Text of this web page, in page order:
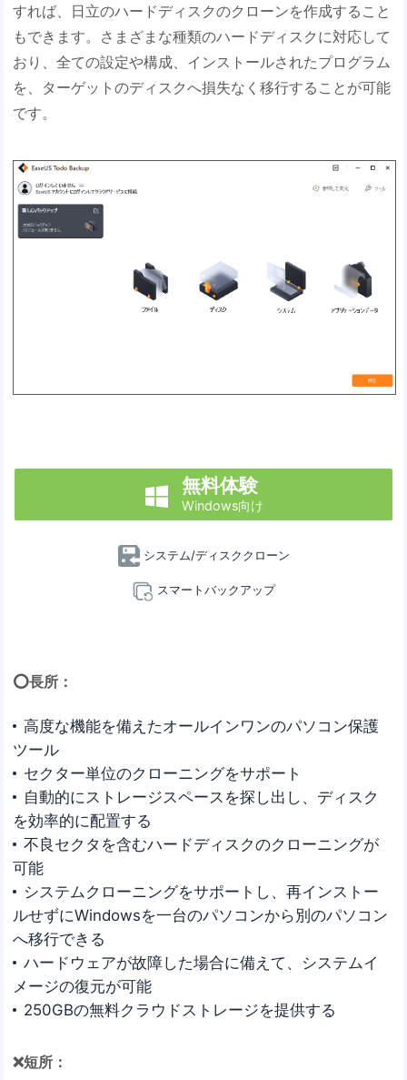
すれば、日立のハードディスクのクローンを作成すること
もできます。さまざまな種類のハードディスクに対応して
おり、全ての設定や構成、インストールされたプログラム
を、ターゲットのディスクへ損失なく移行することが可能
です。
 無料体験
Windows向け
システム/ディスククローン
スマートバックアップ
⭕長所：
高度な機能を備えたオールインワンのパソコン保護
ツール
セクター単位のクローニングをサポート
自動的にストレージスペースを探し出し、ディスク
を効率的に配置する
不良セクタを含むハードディスクのクローニングが
可能
システムクローニングをサポートし、再インストー
ルせずにWindowsを一台のパソコンから別のパソコン
へ移行できる
ハードウェアが故障した場合に備えて、システムイ
メージの復元が可能
250GBの無料クラウドストレージを提供する
❌短所：